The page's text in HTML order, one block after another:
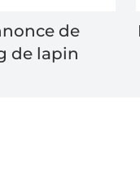
de
de lapin